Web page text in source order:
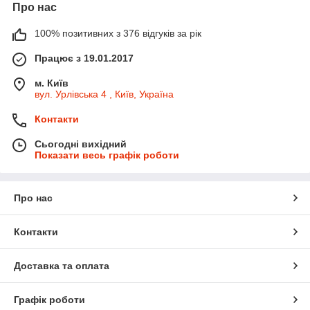
Про нас
100% позитивних з 376 відгуків за рік
Працює з 19.01.2017
м. Київ
вул. Урлівська 4 , Київ, Україна
Контакти
Сьогодні вихідний
Показати весь графік роботи
Про нас
Контакти
Доставка та оплата
Графік роботи